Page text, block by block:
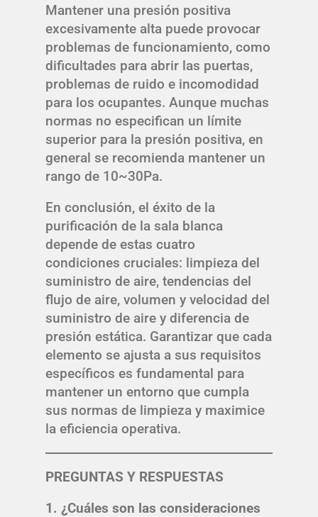
Mantener una presión positiva
excesivamente alta puede provocar
problemas de funcionamiento, como
dificultades para abrir las puertas,
problemas de ruido e incomodidad
para los ocupantes. Aunque muchas
normas no especifican un límite
superior para la presión positiva, en
general se recomienda mantener un
rango de 10~30Pa.
En conclusión, el éxito de la
purificación de la sala blanca
depende de estas cuatro
condiciones cruciales: limpieza del
suministro de aire, tendencias del
flujo de aire, volumen y velocidad del
suministro de aire y diferencia de
presión estática. Garantizar que cada
elemento se ajusta a sus requisitos
específicos es fundamental para
mantener un entorno que cumpla
sus normas de limpieza y maximice
la eficiencia operativa.
PREGUNTAS Y RESPUESTAS
1. ¿Cuáles son las consideraciones